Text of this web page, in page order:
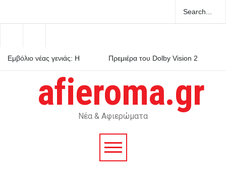
Εμβόλιο νέας γενιάς: Η
Πρεμιέρα του Dolby Vision 2
Ελάχιστη Βάση Εισαγωγής:
πώς λειτουργεί στην πράξη
afieroma.gr
Νέα & Αφιερώματα